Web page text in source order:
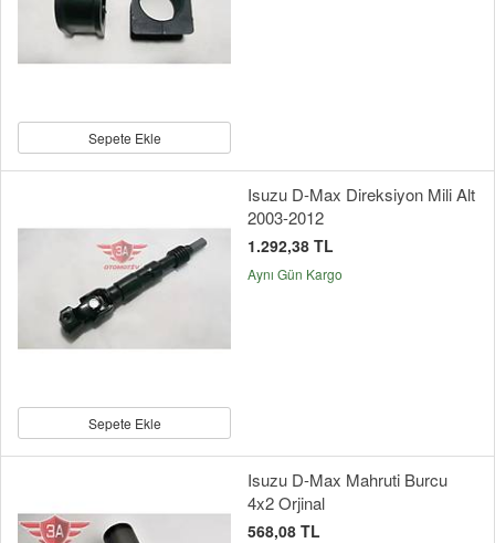
Sepete Ekle
Sepete Ekle
Isuzu D-Max Direksiyon Mili Alt
2003-2012
1.292,38 TL
Aynı Gün Kargo
Isuzu D-Max Mahruti Burcu
4x2 Orjinal
568,08 TL